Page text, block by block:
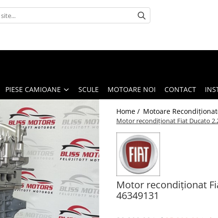
PIESE CAMIOANE SCULE MOTOARE NOI CONTACT
Home / Motoare
Motor recondiționat Fiat Ducato 2.2
Motor recondiționat
46349131